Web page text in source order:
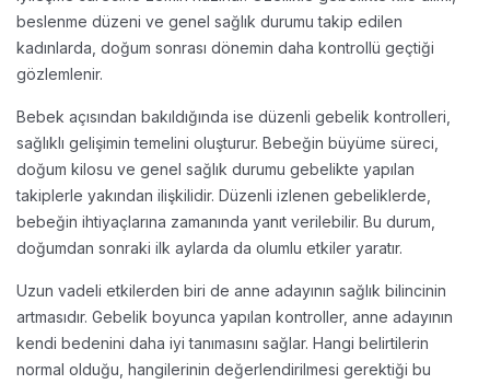
beslenme düzeni ve genel sağlık durumu takip edilen
kadınlarda, doğum sonrası dönemin daha kontrollü geçtiği
gözlemlenir.
Bebek açısından bakıldığında ise düzenli gebelik kontrolleri,
sağlıklı gelişimin temelini oluşturur. Bebeğin büyüme süreci,
doğum kilosu ve genel sağlık durumu gebelikte yapılan
takiplerle yakından ilişkilidir. Düzenli izlenen gebeliklerde,
bebeğin ihtiyaçlarına zamanında yanıt verilebilir. Bu durum,
doğumdan sonraki ilk aylarda da olumlu etkiler yaratır.
Uzun vadeli etkilerden biri de anne adayının sağlık bilincinin
artmasıdır. Gebelik boyunca yapılan kontroller, anne adayının
kendi bedenini daha iyi tanımasını sağlar. Hangi belirtilerin
normal olduğu, hangilerinin değerlendirilmesi gerektiği bu